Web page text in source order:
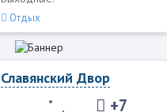
Отдых
Славянский Двор
+7